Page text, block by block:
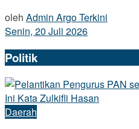
oleh Admin Argo Terkini
Senin, 20 Juli 2026
Politik
Daerah